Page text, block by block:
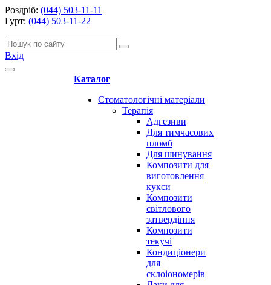
Роздріб: (044) 503-11-11
Гурт: (044) 503-11-22
Вхід
Каталог
Стоматологічні матеріали
Терапія
Адгезиви
Для тимчасових
пломб
Для шинування
Композити для
виготовлення
кукси
Композити
світлового
затвердіння
Композити
текучі
Кондиціонери
для
склоіономерів